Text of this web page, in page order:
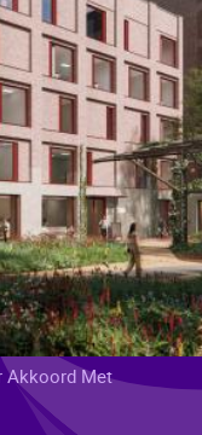
Akkoord Met